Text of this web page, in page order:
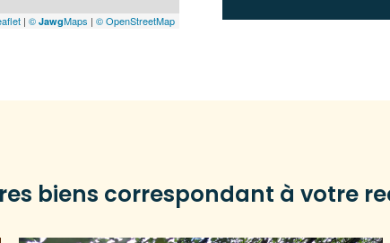
| © JawgMaps | © OpenStreetMap
biens correspondant à votre